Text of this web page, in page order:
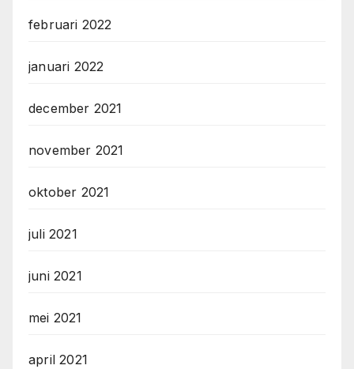
februari 2022
januari 2022
december 2021
november 2021
oktober 2021
juli 2021
juni 2021
mei 2021
april 2021